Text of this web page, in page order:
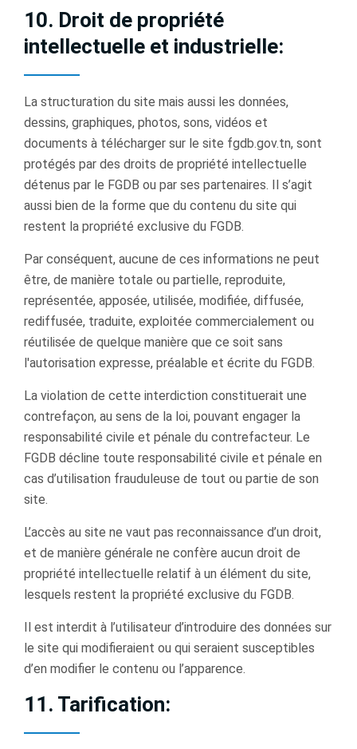
10. Droit de propriété
intellectuelle et industrielle:
La structuration du site mais aussi les données,
dessins, graphiques, photos, sons, vidéos et
documents à télécharger sur le site fgdb.gov.tn, sont
protégés par des droits de propriété intellectuelle
détenus par le FGDB ou par ses partenaires. Il s’agit
aussi bien de la forme que du contenu du site qui
restent la propriété exclusive du FGDB.
Par conséquent, aucune de ces informations ne peut
être, de manière totale ou partielle, reproduite,
représentée, apposée, utilisée, modiﬁée, diffusée,
rediffusée, traduite, exploitée commercialement ou
réutilisée de quelque manière que ce soit sans
l'autorisation expresse, préalable et écrite du FGDB.
La violation de cette interdiction constituerait une
contrefaçon, au sens de la loi, pouvant engager la
responsabilité civile et pénale du contrefacteur. Le
FGDB décline toute responsabilité civile et pénale en
cas d’utilisation frauduleuse de tout ou partie de son
site.
L’accès au site ne vaut pas reconnaissance d’un droit,
et de manière générale ne confère aucun droit de
propriété intellectuelle relatif à un élément du site,
lesquels restent la propriété exclusive du FGDB.
Il est interdit à l’utilisateur d’introduire des données sur
le site qui modiﬁeraient ou qui seraient susceptibles
d’en modiﬁer le contenu ou l’apparence.
11. Tarification: